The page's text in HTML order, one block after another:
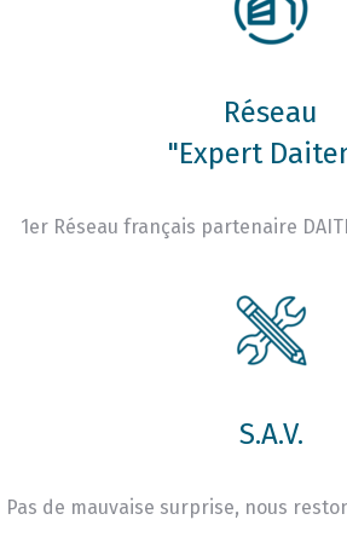
Réseau
"Expert
1er Réseau français partenaire
S.A.V.
Pas de mauvaise surprise, nous